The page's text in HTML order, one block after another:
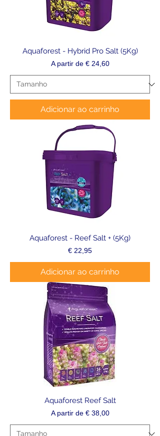
Aquaforest - Hybrid Pro Salt (5Kg)
A partir de € 24,60
Preço promocional
Adicionar ao carrinho
Aquaforest - Reef Salt + (5Kg)
Preço
€ 22,95
Adicionar ao carrinho
Aquaforest Reef Salt
A partir de € 38,00
Preço promocional